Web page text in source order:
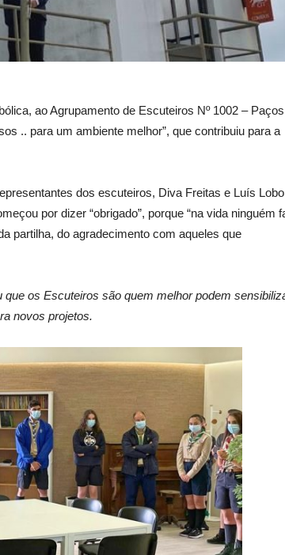
ao Agrupamento de Escuteiros Nº 1002 –
.. para um ambiente melhor”, que contribuiu para a
dos escuteiros, Diva Freitas e Luís
por dizer “obrigado”, porque “na vida ninguém
partilha, do agradecimento com aqueles que
os Escuteiros são quem melhor podem
novos projetos.